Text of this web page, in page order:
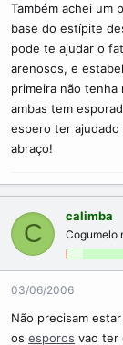
Também achei um
base do estípite
pode te ajudar o
arenosos, e
primeira não tenha
ambas tem
espero ter ajudado
abraço!
C
calimba
Cogumelo
03/06/2006
Não precisam
os esporos vao ter